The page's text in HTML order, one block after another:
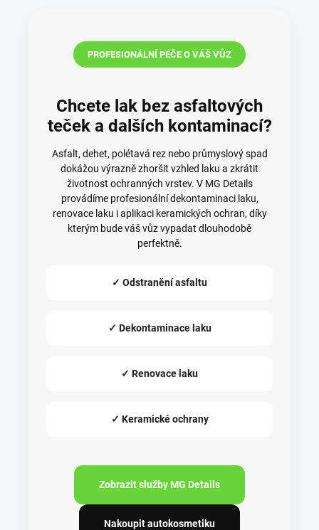
PROFESIONÁLNÍ PÉČE O VÁŠ VŮZ
Chcete lak bez asfaltových
teček a dalších kontaminací?
Asfalt, dehet, polétavá rez nebo průmyslový spad
dokážou výrazně zhoršit vzhled laku a zkrátit
životnost ochranných vrstev. V MG Details
provádíme profesionální dekontaminaci laku,
renovace laku i aplikaci keramických ochran, díky
kterým bude váš vůz vypadat dlouhodobě
perfektně.
✓ Odstranění asfaltu
✓ Dekontaminace laku
✓ Renovace laku
✓ Keramické ochrany
Zobrazit služby MG Details
Nakoupit autokosmetiku